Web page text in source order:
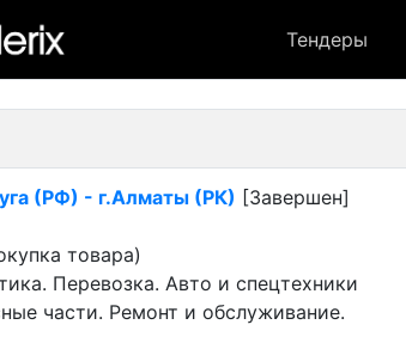
Тендеры
лот
(РФ) - г.Алматы (РК) [Завершен]
товара)
Перевозка. Авто и спецтехники
части. Ремонт и обслуживание.